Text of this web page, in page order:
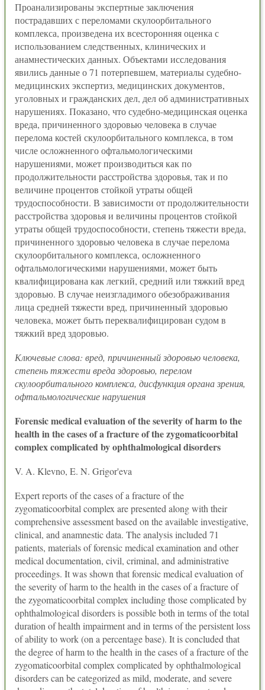
Проанализированы экспертные заключения
пострадавших с переломами скулоорбитального
комплекса, произведена их всесторонняя оценка с
использованием следственных, клинических и
анамнестических данных. Объектами исследования
явились данные о 71 потерпевшем, материалы судебно-
медицинских экспертиз, медицинских документов,
уголовных и гражданских дел, дел об административных
нарушениях. Показано, что судебно-медицинская оценка
вреда, причиненного здоровью человека в случае
перелома костей скулоорбитального комплекса, в том
числе осложненного офтальмологи­ческими
нарушениями, может производиться как по
продолжительности расстройства здоровья, так и по
величине процентов стойкой утраты общей
трудоспособности. В зависимости от продолжительности
расстройства здоровья и величины процентов стойкой
утраты общей трудоспособности, степень тяжести вреда,
причиненного здоровью человека в случае перелома
скулоорбитального комплекса, осложненного
офтальмологическими нарушениями, может быть
квалифицирована как легкий, средний или тяжкий вред
здоровью. В случае неизгладимого обезображивания
лица средней тяжести вред, причиненный здоровью
человека, может быть переквалифицирован судом в
тяжкий вред здоровью.
Ключевые слова: вред, причиненный здоровью человека,
степень тяжести вреда здоровью, перелом
скулоорбитального комплекса, дисфункция органа зрения,
офтальмологические нарушения
Forensic medical evaluation of the severity of harm to the
health in the cases of a fracture of the zygomaticoorbital
complex complicated by ophthalmological disorders
V. A. Klevno, E. N. Grigor'eva
Expert reports of the cases of a fracture of the
zygomaticoorbital complex are presented along with their
comprehensive assessment based on the available investigative,
clinical, and anamnestic data. The analysis included 71
patients, materials of forensic medical examination and other
medical documentation, civil, criminal, and administrative
proceedings. It was shown that forensic medical evaluation of
the severity of harm to the health in the cases of a fracture of
the zygomaticoorbital complex including those complicated by
ophthalmological disorders is possible both in terms of the total
duration of health impairment and in terms of the persistent loss
of ability to work (on a percentage base). It is concluded that
the degree of harm to the health in the cases of a fracture of the
zygomaticoorbital complex complicated by ophthalmological
disorders can be categorized as mild, moderate, and severe